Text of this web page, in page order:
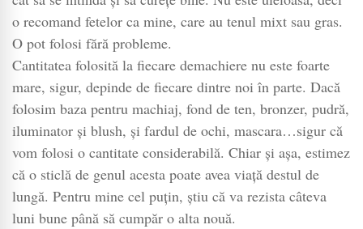
o recomand fetelor ca mine, care au tenul mixt sau gras.
O pot folosi fără probleme.
Cantitatea folosită la fiecare demachiere nu este foarte
mare, sigur, depinde de fiecare dintre noi în parte. Dacă
folosim baza pentru machiaj, fond de ten, bronzer, pudră,
iluminator și blush, și fardul de ochi, mascara…sigur că
vom folosi o cantitate considerabilă. Chiar și așa, estimez
că o sticlă de genul acesta poate avea viață destul de
lungă. Pentru mine cel puțin, știu că va rezista câteva
luni bune până să cumpăr o alta nouă.